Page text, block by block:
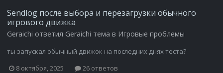
Sendlog после выбора и перезагрузки обычного
игрового движка
Geraichi ответил Geraichi тема в Игровые проблемы
ты запускал обычный движок на последних днях теста?
8 октября, 2025
26 ответов